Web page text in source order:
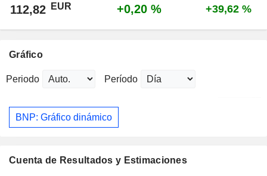
112,82 EUR +0,20 % +39,62 %
Gráfico
Periodo Período
BNP: Gráfico dinámico
Cuenta de Resultados y Estimaciones